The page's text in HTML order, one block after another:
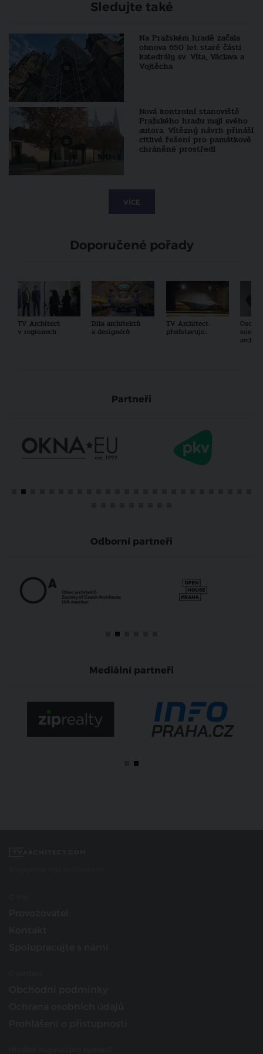
Sledujte také
Na Pražském hradě začala
obnova 650 let staré části
katedrály sv. Víta, Václava a
Vojtěcha
Nová kontrolní stanoviště
Pražského hradu mají svého
autora. Vítězný návrh přináší
citlivé řešení pro památkově
chráněné prostředí
VÍCE
Doporučené pořady
TV Architect
v regionech
Díla architektů
a designérů
TV Architect
představuje...
Partneři
Odborní partneři
Mediální partneři